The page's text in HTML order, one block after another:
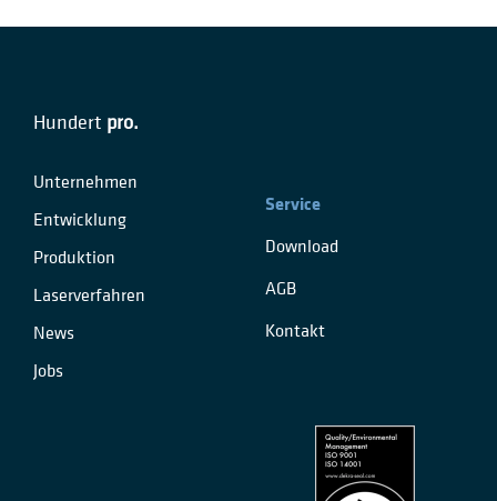
Hundert pro.
Unternehmen
Entwicklung
Produktion
Laserverfahren
News
Jobs
Service
Download
AGB
Kontakt